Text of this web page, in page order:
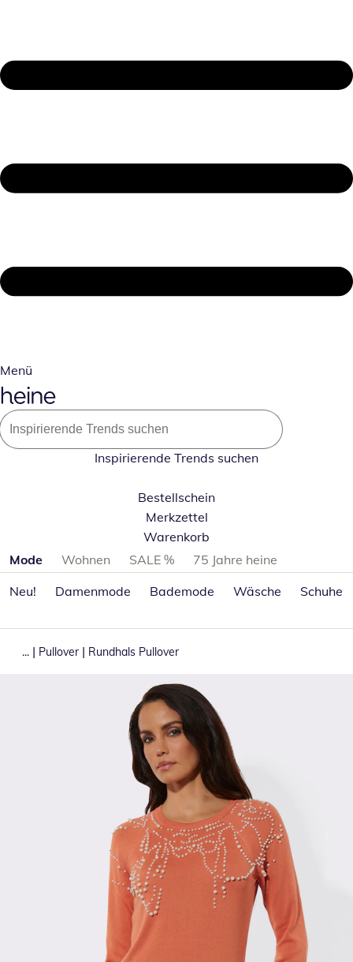
Menü
Inspirierende Trends suchen
Bestellschein
Merkzettel
Warenkorb
Produktkategorien überspringen
Mode Wohnen SALE %
75 Jahre heine
Neu!
Damenmode Bademode Wäsche Schuhe
... | Pullover | Rundhals Pullover